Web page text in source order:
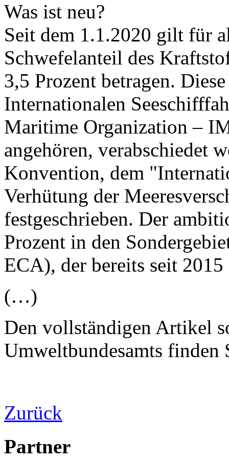
Was ist neu?
Seit dem 1.1.2020 gilt für
Schwefelanteil des
3,5 Prozent betragen.
Internationalen
Maritime Organization –
angehören, verabschiedet
Konvention, dem
Verhütung der
festgeschrieben. Der
Prozent in den
ECA), der bereits seit
(…)
Den vollständigen Artikel
Umweltbundesamts finden
Zurück
Partner